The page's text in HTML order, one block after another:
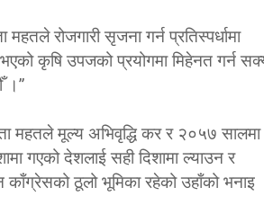
रोजगारी सृजना गर्न प्रतिस्पर्धामा
कृषि उपजको प्रयोगमा मिहेनत गर्न
।”
महतले मूल्य अभिवृद्धि कर र २०५७ सालमा
गएको देशलाई सही दिशामा ल्याउन र
काँग्रेसको ठूलो भूमिका रहेको उहाँको भनाइ